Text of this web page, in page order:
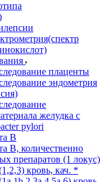
плаценты
эндометрия
желудка с
pylori
B
B, количественно
препаратов (1 локус)
кровь, кач. *